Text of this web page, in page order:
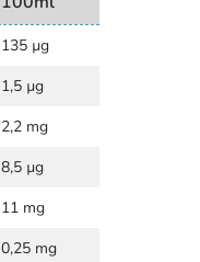
135 µg
1,5 µg
2,2 mg
8,5 µg
11 mg
0,25 mg